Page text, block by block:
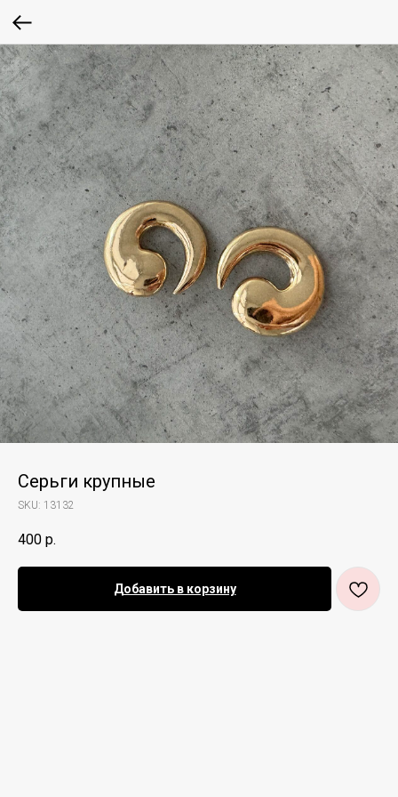
Серьги крупные
SKU: 13132
400 р.
Добавить в корзину